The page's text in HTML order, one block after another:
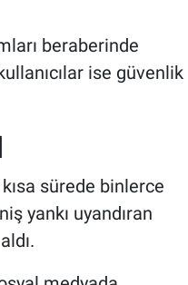
beraberinde
ise güvenlik
sürede binlerce
yankı uyandıran